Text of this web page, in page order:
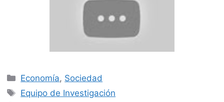
Categorías
Economía, Sociedad
Etiquetas
Equipo de Investigación